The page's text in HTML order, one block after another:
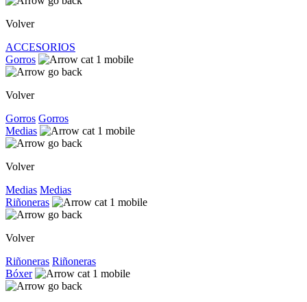
Volver
ACCESORIOS
Gorros
Volver
Gorros Gorros
Medias
Volver
Medias Medias
Riñoneras
Volver
Riñoneras Riñoneras
Bóxer